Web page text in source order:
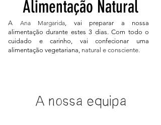
Alimentação Natural
A Ana Margarida, vai preparar a nossa
alimentação durante estes 3 dias. Com todo o
cuidado e carinho, vai confecionar uma
alimentação vegetariana, natural e consciente.
A nossa equipa